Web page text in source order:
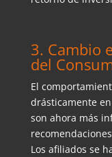
3. Cambio
del
El
drásticamente
son ahora más
Los afiliados se